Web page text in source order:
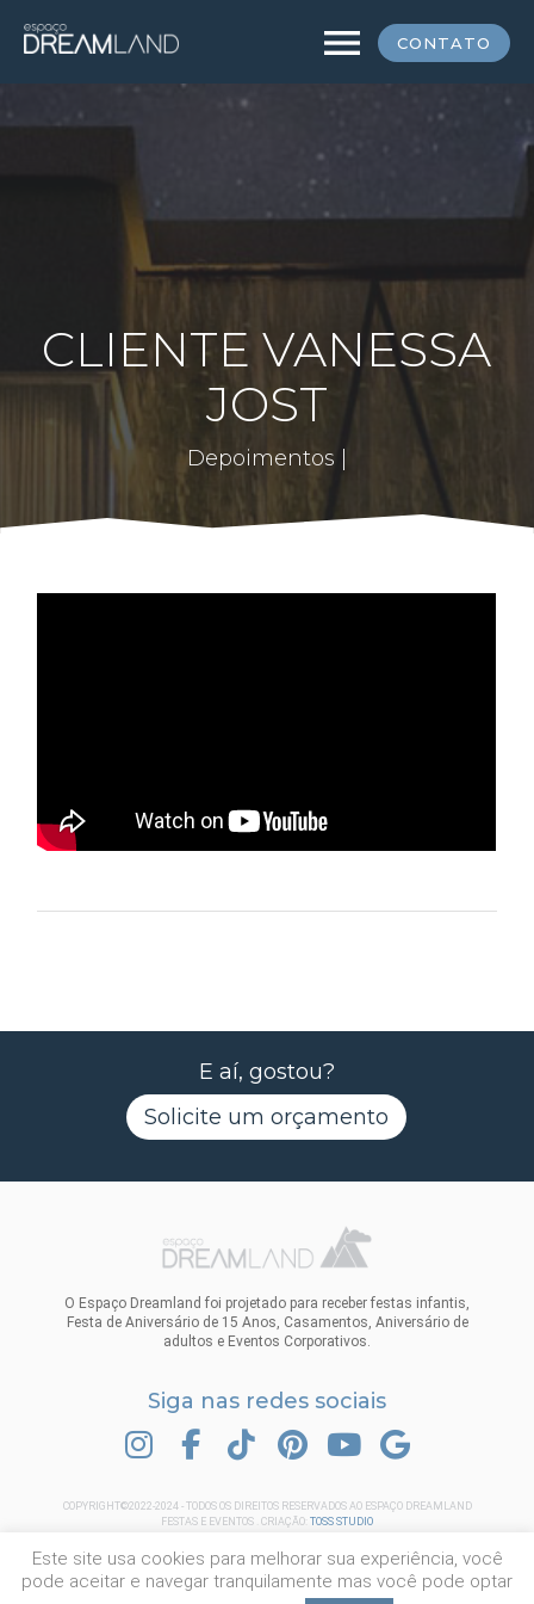
CONTATO
menu
CLIENTE VANESSA
JOST
Depoimentos |
E aí, gostou?
Solicite um orçamento
O Espaço Dreamland foi projetado para receber festas infantis,
Festa de Aniversário de 15 Anos, Casamentos, Aniversário de
adultos e Eventos Corporativos.
Siga nas redes sociais
INSTAGRAMFACEBOOKTIK TOK PINTERESTYOUTUBE
COPYRIGHT©2022-2024 - TODOS OS DIREITOS RESERVADOS AO ESPAÇO DREAMLAND
FESTAS E EVENTOS . CRIAÇÃO:TOSS STUDIO
Este site usa cookies para melhorar sua experiência, você
pode aceitar e navegar tranquilamente mas você pode optar